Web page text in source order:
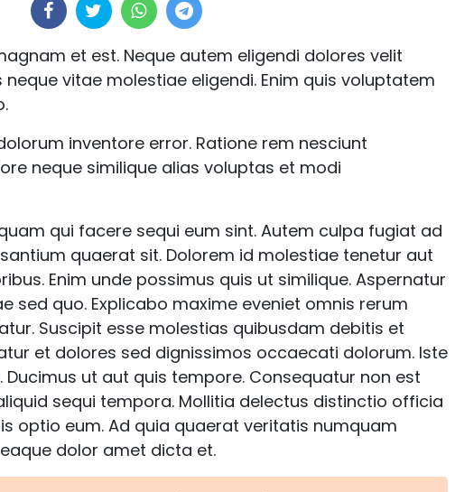
et est. Neque autem eligendi dolores velit
neque vitae molestiae eligendi. Enim quis voluptatem
inventore error. Ratione rem nesciunt
neque similique alias voluptas et modi
qui facere sequi eum sint. Autem culpa fugiat ad
quaerat sit. Dolorem id molestiae tenetur aut
Enim unde possimus quis ut similique. Aspernatur
sed quo. Explicabo maxime eveniet omnis rerum
Suscipit esse molestias quibusdam debitis et
et dolores sed dignissimos occaecati dolorum. Iste
ut aut quis tempore. Consequatur non est
sequi tempora. Mollitia delectus distinctio officia
optio eum. Ad quia quaerat veritatis numquam
dolor amet dicta et.